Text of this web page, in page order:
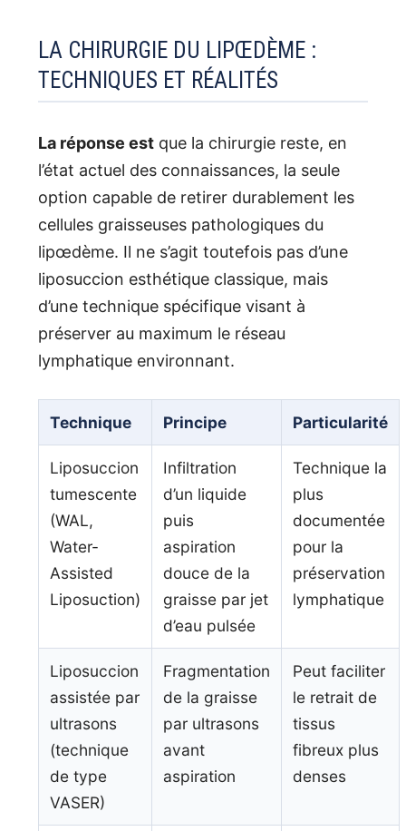
LA CHIRURGIE DU LIPŒDÈME :
TECHNIQUES ET RÉALITÉS
La réponse estque la chirurgie reste, en
l’état actuel des connaissances, la seule
option capable de retirer durablement les
cellules graisseuses pathologiques du
lipœdème. Il ne s’agit toutefois pas d’une
liposuccion esthétique classique, mais
d’une technique spécifique visant à
préserver au maximum le réseau
lymphatique environnant.
Technique Principe Particularité
Liposuccion
tumescente
(WAL,
Water-
Assisted
Liposuction)
Infiltration
d’un liquide
puis
aspiration
douce de la
graisse par jet
d’eau pulsée
Technique la
plus
documentée
pour la
préservation
lymphatique
Liposuccion
assistée par
ultrasons
(technique
de type
VASER)
Fragmentation
de la graisse
par ultrasons
avant
aspiration
Peut faciliter
le retrait de
tissus
fibreux plus
denses